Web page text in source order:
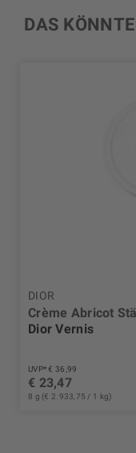
DAS
DIOR
Crème Abricot
Dior Vernis
UVP* € 36,99
€ 23,47
8 g (€ 2.933,75 / 1 kg)